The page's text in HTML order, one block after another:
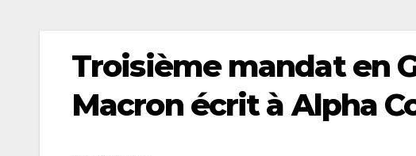
Troisième mandat en
Macron écrit à Alpha